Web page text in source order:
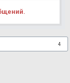
4